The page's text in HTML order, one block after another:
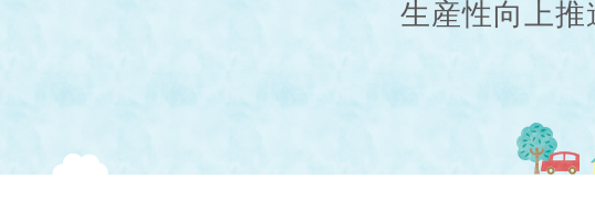
生産性向上